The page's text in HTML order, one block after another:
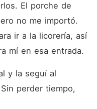
El porche de
no me importó.
ir a la licorería, así
mí en esa entrada.
y la seguí al
perder tiempo,